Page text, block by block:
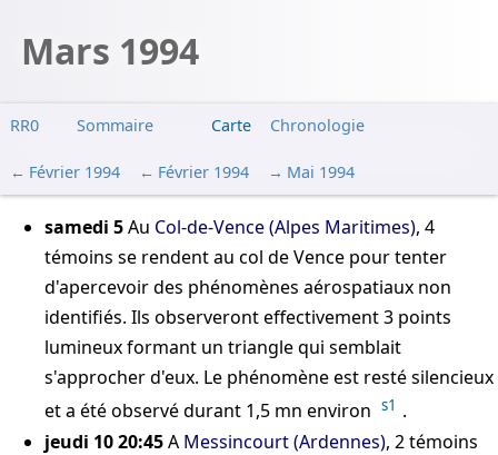
Mars 1994
RR0 Sommaire Carte Chronologie
Février 1994 Février 1994 Mai 1994
samedi 5Au Col-de-Vence (Alpes Maritimes), 4
témoins se rendent au col de Vence pour tenter
d'apercevoir des phénomènes aérospatiaux non
identifiés. Ils observeront effectivement 3 points
lumineux formant un triangle qui semblait
s'approcher d'eux. Le phénomène est resté silencieux
et a été observé durant 1,5 mn environ s1 .
jeudi 10 20:45A Messincourt (Ardennes), 2 témoins